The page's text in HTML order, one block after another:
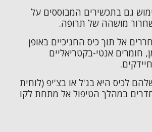
גם בתכשירים המבוססים על
שחרור מושהה של תרופה.
אל תוך כיס החניכיים באופן
חומרים אנטי-בקטריאליים
לכיס היא בג'ל או בצ'יפ (לוחית
במהלך הטיפול אל מתחת לקו